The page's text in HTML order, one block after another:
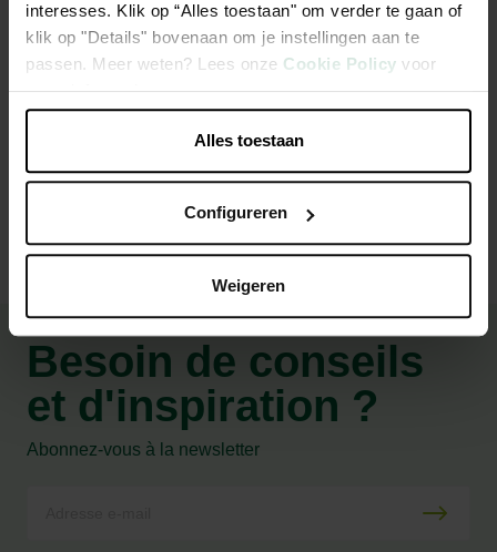
interesses. Klik op “Alles toestaan" om verder te gaan of
klik op "Details" bovenaan om je instellingen aan te
passen. Meer weten? Lees onze Cookie Policy voor
meer informatie.
Alles toestaan
Configureren
Weigeren
L'extrémité de chaque bras est relevée pour maintenir le
pot en place.
Besoin de conseils
et d'inspiration ?
Abonnez-vous à la newsletter